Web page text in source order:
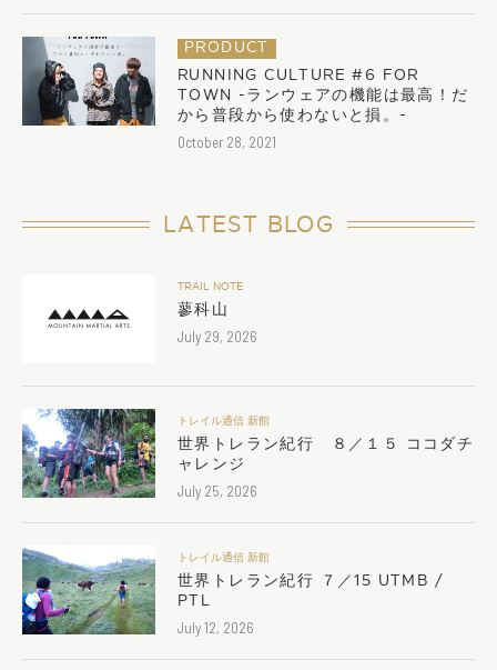
PRODUCT
RUNNING CULTURE #6 FOR
TOWN -ランウェアの機能は最高！だ
から普段から使わないと損。-
October 28, 2021
LATEST BLOG
TRAIL NOTE
蓼科山
July 29, 2026
トレイル通信 新館
世界トレラン紀行 ８／１５ ココダチ
ャレンジ
July 25, 2026
トレイル通信 新館
世界トレラン紀行 ７／15 UTMB /
PTL
July 12, 2026